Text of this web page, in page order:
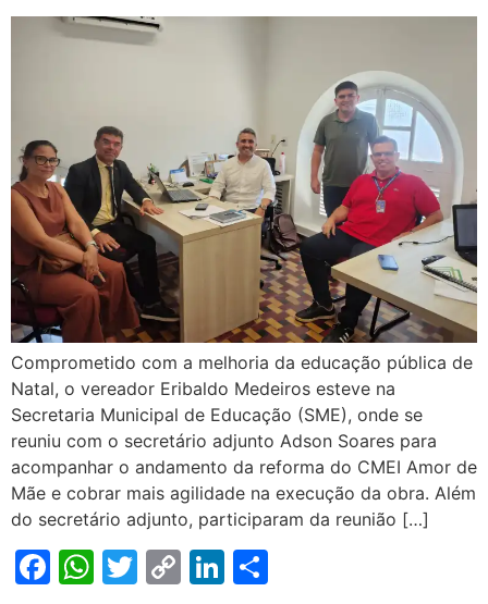
Comprometido com a melhoria da educação pública de
Natal, o vereador Eribaldo Medeiros esteve na
Secretaria Municipal de Educação (SME), onde se
reuniu com o secretário adjunto Adson Soares para
acompanhar o andamento da reforma do CMEI Amor de
Mãe e cobrar mais agilidade na execução da obra. Além
do secretário adjunto, participaram da reunião […]
Facebook
WhatsApp
Twitter
CopyLinkedIn